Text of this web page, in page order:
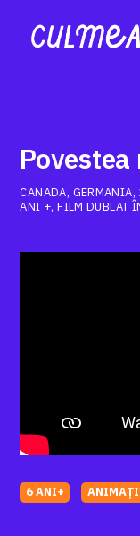
CANADA,
ANI +, FILM DUBLAT
6 ANI+